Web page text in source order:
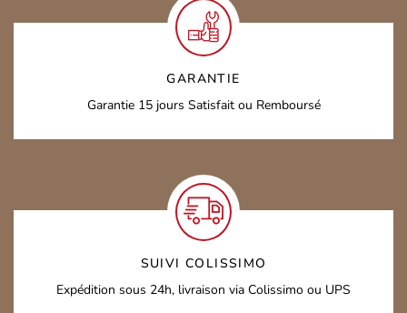
GARANTIE
Garantie 15 jours Satisfait ou Remboursé
SUIVI COLISSIMO
Expédition sous 24h, livraison via Colissimo ou UPS